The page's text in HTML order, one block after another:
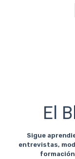
El
Sigue
entrevistas,